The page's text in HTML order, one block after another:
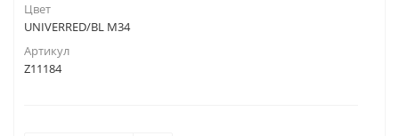
Цвет
UNIVERRED/BL M34
Артикул
Z11184